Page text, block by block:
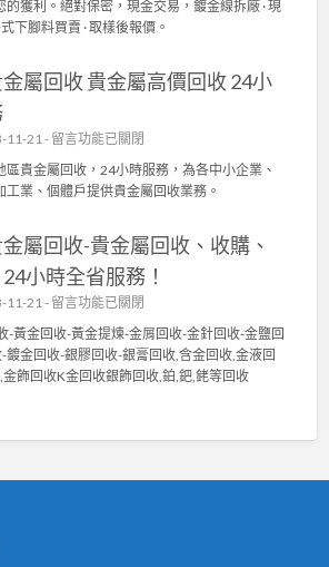
水
電
繕
,
庭
水
電
〉
金
屬
收
園
貴
金
收
〉
中
獲利。絕對保密，現金交易，鍍金線拆廠 · 現
下腳料買賣 · 取樣後報價。
屬回收 貴金屬高價回收 24小
11-21 -在
〈
泳
碩
金
屬
回
收
貴
金
屬
2
留言功能已關閉
區貴金屬回收，24小時服務，為各中小企業、
業、個體戶提供貴金屬回收業務。
屬回收-貴金屬回收、收購、
小時全省服務！
11-21 -在
〈
泓
丞
貴
留言功能已關閉
-黃金回收-黃金提煉-金屑回收-金針回收-金鹽回
鍍金回收-銀膠回收-銀膏回收,含金回收,金液回
飾回收K金回收銀飾回收,鉑,鈀,銠等回收